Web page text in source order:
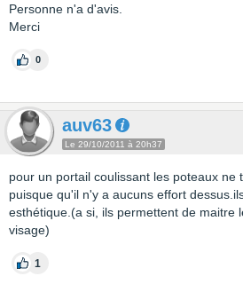
Personne n'a d'avis.
Merci
0
auv63
Le 29/10/2011 à 20h37
pour un portail coulissant les poteaux ne
puisque qu'il n'y a aucuns effort
esthétique.(a si, ils permettent de maitre
visage)
1